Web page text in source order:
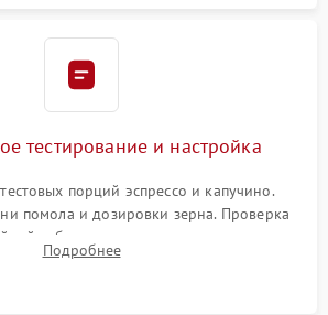
тестирование и настройка
порций эспрессо и капучино.
помола и дозировки зерна. Проверка
таблетки, температуры напитка и
пены. Контроль отсутствия посторонних
Подробнее